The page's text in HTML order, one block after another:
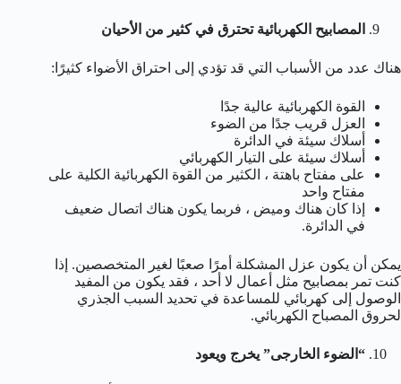
المصابيح الكهربائية تحترق في كثير من الأحيان
هناك عدد من الأسباب التي قد تؤدي إلى احتراق الأضواء كثيرًا:
القوة الكهربائية عالية جدًا
العزل قريب جدًا من الضوء
أسلاك سيئة في الدائرة
أسلاك سيئة على التيار الكهربائي
على مفتاح باهتة ، الكثير من القوة الكهربائية الكلية على
مفتاح واحد
إذا كان هناك وميض ، فربما يكون هناك اتصال ضعيف
في الدائرة.
يمكن أن يكون عزل المشكلة أمرًا صعبًا لغير المتخصصين. إذا
كنت تمر بمصابيح مثل أعمال لا أحد ، فقد يكون من المفيد
الوصول إلى كهربائي للمساعدة في تحديد السبب الجذري
لحروق المصباح الكهربائي.
“الضوء الخارجى” يخرج ويعود